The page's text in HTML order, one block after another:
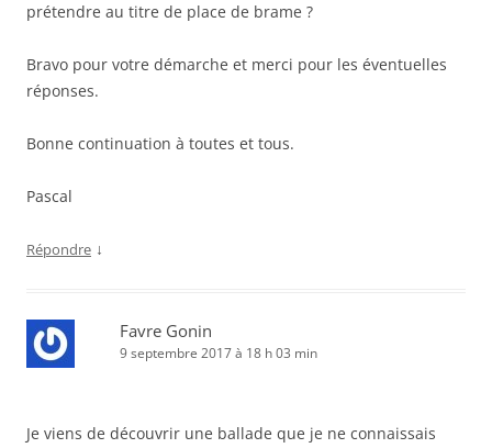
prétendre au titre de place de brame ?
Bravo pour votre démarche et merci pour les éventuelles
réponses.
Bonne continuation à toutes et tous.
Pascal
Répondre ↓
Favre Gonin
9 septembre 2017 à 18 h 03 min
Je viens de découvrir une ballade que je ne connaissais